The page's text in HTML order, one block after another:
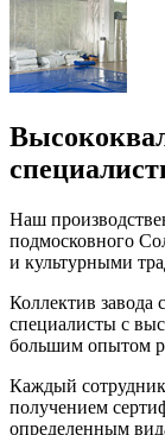
Наш
подмосковного
и культурными
Коллектив завода
специалисты с
большим опытом
Каждый сотрудник
получением
определенным